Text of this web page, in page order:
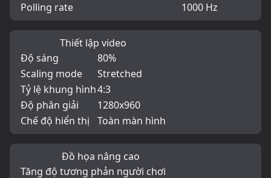
Polling rate
1000 Hz
Thiết lập video
Độ sáng
80%
Scaling mode
Stretched
Tỷ lệ khung hình4:3
Độ phân giải
1280x960
Chế độ hiển thị
Toàn màn hình
Đồ họa nâng cao
Tăng độ tương phản người chơi